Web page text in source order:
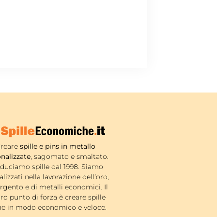
spille e pins in metallo
, sagomato e smaltato.
spille dal 1998. Siamo
nella lavorazione dell’oro,
e di metalli economici. Il
punto di forza è creare spille
in modo economico e veloce.